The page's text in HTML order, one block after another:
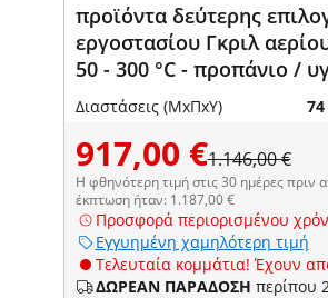
προϊόντα δεύτερης
εργοστασίου Γκριλ
50 - 300 °C - προπάνιο /
φυσικό αέριο - ντουλάπι
Royal Catering
Διαστάσεις (ΜxΠxΥ)
917,00 €1.146,00 €
Η φθηνότερη τιμή στις 30 ημέρες πριν
έκπτωση ήταν: 1.187,00 €
Προσφορά περιορισμένου
Εγγυημένη χαμηλότερη τιμή
Τελευταία κομμάτια! Έχουν
ΔΩΡΕΑΝ ΠΑΡΑΔΟΣΗ περίπου